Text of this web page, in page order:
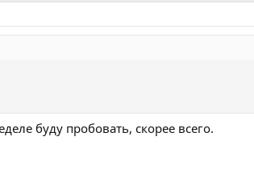
буду пробовать, скорее всего.